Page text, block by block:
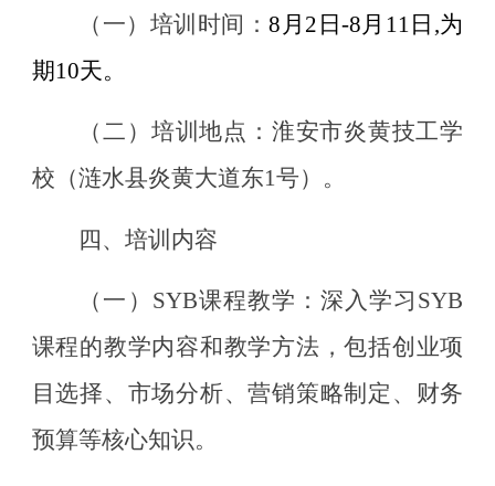
（一）培训时间：8月 2 日 -8月 11 日 ,为
期10天。
（二）培训地点： 淮安市炎黄技工学
校（涟水县炎黄大道东1号）。
四、培训内容
（一） SYB课程教学：深入学习 SYB
课程的教学内容和教学方法，包括创业项
目选择、市场分析、营销策略制定、财务
预算等核心知识。